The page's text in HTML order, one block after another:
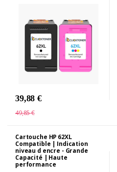
39,88 €
49,85 €
Cartouche HP 62XL
Compatible | Indication
niveau d encre - Grande
Capacité | Haute
performance